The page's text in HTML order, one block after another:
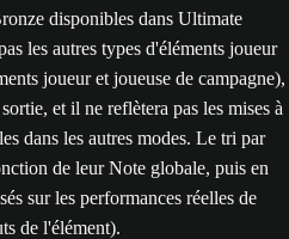
disponibles dans Ultimate
les autres types d'éléments joueur
joueur et joueuse de campagne),
et il ne reflètera pas les mises à
dans les autres modes. Le tri par
de leur Note globale, puis en
sur les performances réelles de
de l'élément).